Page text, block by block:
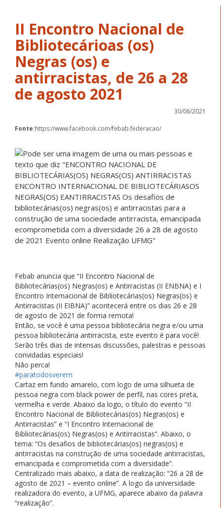
II Encontro Nacional de
Bibliotecárioas (os)
Negras (os) e
antirracistas, de 26 a 28
de agosto 2021
30/06/2021
Fonte:https://www.facebook.com/febab.federacao/
Febab anuncia que “II Encontro Nacional de
Bibliotecárias(os) Negras(os) e Antirracistas (II ENBNA) e I
Encontro Internacional de Bibliotecárias(os) Negras(os) e
Antirracistas (II EIBNA)” acontecerá entre os dias 26 e 28
de agosto de 2021 de forma remota!
Então, se você é uma pessoa bibliotecária negra e/ou uma
pessoa bibliotecária antirracista, este evento é para você!
Serão três dias de intensas discussões, palestras e pessoas
convidadas especiais!
Não perca!
#paratodosverem
Cartaz em fundo amarelo, com logo de uma silhueta de
pessoa negra com black power de perfil, nas cores preta,
vermelha e verde. Abaixo da logo, o título do evento “II
Encontro Nacional de Bibliotecárias(os) Negras(os) e
Antirracistas” e “I Encontro Internacional de
Bibliotecárias(os) Negras(os) e Antirracistas”. Abaixo, o
tema: “Os desafios de bibliotecárias(os) negras(os) e
antirracistas na construção de uma sociedade antirracistas,
emancipada e comprometida com a diversidade”.
Centralizado mais abaixo, a data de realização: “26 a 28 de
agosto de 2021 – evento online”. A logo da universidade
realizadora do evento, a UFMG, aparece abaixo da palavra
“realização”.